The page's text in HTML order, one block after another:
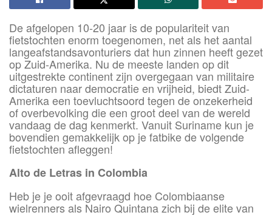
De afgelopen 10-20 jaar is de populariteit van
fietstochten enorm toegenomen, net als het aantal
langeafstandsavonturiers dat hun zinnen heeft gezet
op Zuid-Amerika. Nu de meeste landen op dit
uitgestrekte continent zijn overgegaan van militaire
dictaturen naar democratie en vrijheid, biedt Zuid-
Amerika een toevluchtsoord tegen de onzekerheid
of overbevolking die een groot deel van de wereld
vandaag de dag kenmerkt. Vanuit Suriname kun je
bovendien gemakkelijk op je fatbike de volgende
fietstochten afleggen!
Alto de Letras in Colombia
Heb je je ooit afgevraagd hoe Colombiaanse
wielrenners als Nairo Quintana zich bij de elite van